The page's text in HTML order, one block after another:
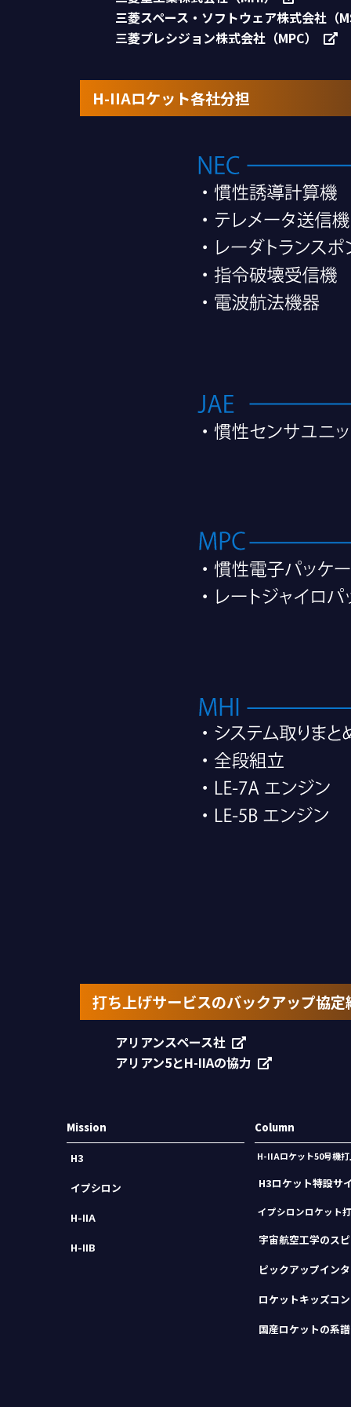
三菱スペース・ソフトウェア株式会社（
三菱プレシジョン株式会社（MPC）
H-IIAロケット各社分担
打ち上げサービスのバックアップ協定
アリアンスペース社
アリアン5とH-IIAの協力
Mission
H3
イプシロン
H-IIA
H-IIB
Column
H-IIAロケット50号機
H3ロケット特設サ
イプシロンロケット
宇宙航空工学のス
ピックアップイン
ロケットキッズコ
国産ロケットの系譜